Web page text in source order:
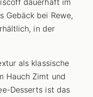
Gebäck bei Rewe,
in der
als klassische
Hauch Zimt und
Desserts ist das